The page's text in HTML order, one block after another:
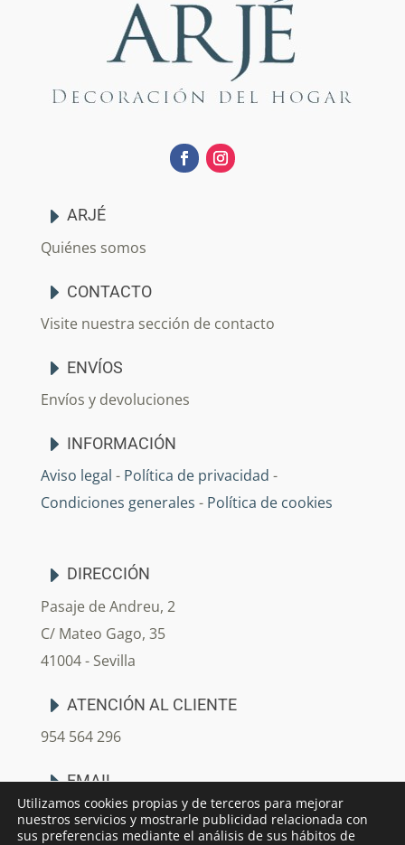
ARJÉ
Quiénes somos
CONTACTO
Visite nuestra sección de contacto
ENVÍOS
Envíos y devoluciones
INFORMACIÓN
Aviso legal - Política de privacidad -
Condiciones generales - Política de cookies
DIRECCIÓN
Pasaje de Andreu, 2
C/ Mateo Gago, 35
41004 - Sevilla
ATENCIÓN AL CLIENTE
954 564 296
EMAIL
info@arjedecoracion.com
Utilizamos cookies propias y de terceros para mejorar
nuestros servicios y mostrarle publicidad relacionada con
sus preferencias mediante el análisis de sus hábitos de